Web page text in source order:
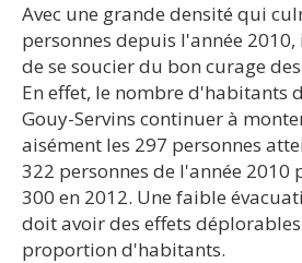
Avec une grande densité qui
personnes depuis l'année
de se soucier du bon curage
En effet, le nombre d'habitants
Gouy-Servins continuer à
aisément les 297 personnes
322 personnes de l'année 2010
300 en 2012. Une faible
doit avoir des effets
proportion d'habitants.